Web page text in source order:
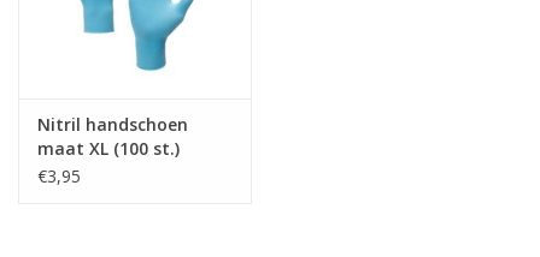
Nitril handschoen
maat XL (100 st.)
€3,95